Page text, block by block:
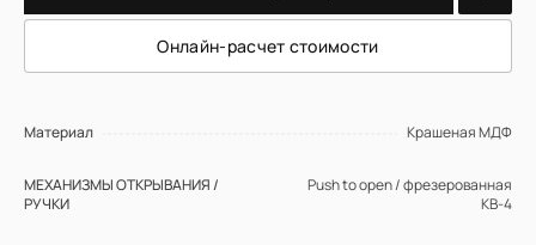
Онлайн-расчет стоимости
Материал Крашеная МДФ
МЕХАНИЗМЫ ОТКРЫВАНИЯ /
РУЧКИ
Push to open / фрезерованная
КВ-4